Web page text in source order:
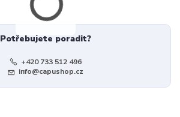
Potřebujete poradit?
+420 733 512 496
info@capushop.cz